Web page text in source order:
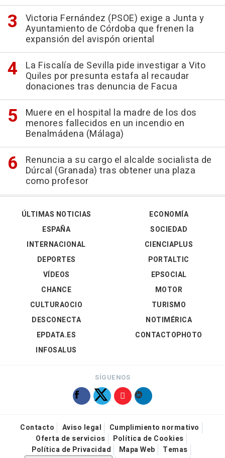
Victoria Fernández (PSOE) exige a Junta y
Ayuntamiento de Córdoba que frenen la
expansión del avispón oriental
La Fiscalía de Sevilla pide investigar a Vito
Quiles por presunta estafa al recaudar
donaciones tras denuncia de Facua
Muere en el hospital la madre de los dos
menores fallecidos en un incendio en
Benalmádena (Málaga)
Renuncia a su cargo el alcalde socialista de
Dúrcal (Granada) tras obtener una plaza
como profesor
ÚLTIMAS NOTICIAS
ESPAÑA
INTERNACIONAL
DEPORTES
VÍDEOS
ECONOMÍA
SOCIEDAD
CIENCIAPLUS
PORTALTIC
EPSOCIAL
CHANCE
CULTURAOCIO
DESCONECTA
EPDATA.ES
INFOSALUS
MOTOR
TURISMO
NOTIMÉRICA
CONTACTOPHOTO
SÍGUENOS
Contacto Aviso legal
Cumplimiento normativo
Oferta de servicios
Política de Cookies
Política de Privacidad
Mapa Web
Temas